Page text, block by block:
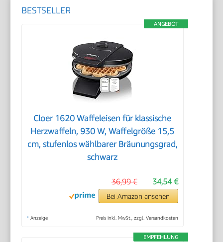
BESTSELLER
ANGEBOT
Cloer 1620 Waffeleisen für klassische
Herzwaffeln, 930 W, Waffelgröße 15,5
cm, stufenlos wählbarer Bräunungsgrad,
schwarz
34,54 €
36,99 €
Bei Amazon ansehen
* Anzeige Preis inkl. MwSt., zzgl. Versandkosten
EMPFEHLUNG